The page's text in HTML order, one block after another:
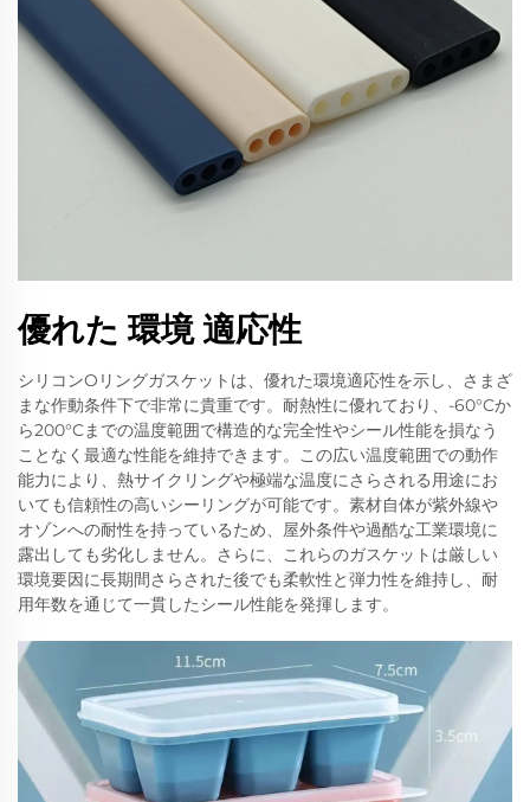
優れた 環境 適応性
シリコンOリングガスケットは、優れた環境適応性を示し、さまざ
まな作動条件下で非常に貴重です。耐熱性に優れており、-60°Cか
ら200°Cまでの温度範囲で構造的な完全性やシール性能を損なう
ことなく最適な性能を維持できます。この広い温度範囲での動作
能力により、熱サイクリングや極端な温度にさらされる用途にお
いても信頼性の高いシーリングが可能です。素材自体が紫外線や
オゾンへの耐性を持っているため、屋外条件や過酷な工業環境に
露出しても劣化しません。さらに、これらのガスケットは厳しい
環境要因に長期間さらされた後でも柔軟性と弾力性を維持し、耐
用年数を通じて一貫したシール性能を発揮します。